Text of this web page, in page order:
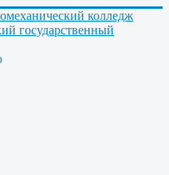
государственный